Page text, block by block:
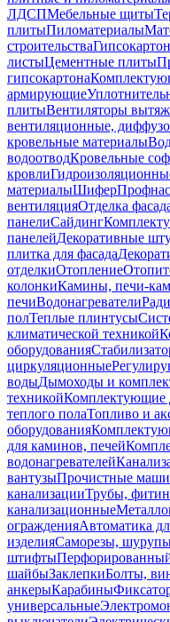
ЛДСПМебельные щиты
плитыПиломатериалы
строительстваГипсокартон
листыЦементные плиты
гипсокартона
армирующие
плитыВентиляторы
вентиляционные,
кровельные материалы
водоотводКровельные
кровли
материалыШифер
вентиляцияОтделка
панелиСайдинг
панелейДекоративные
плитка для фасада
отделкиОтопление
колонкиКамины, печи-
печиВодонагреватели
полТеплые плинтусы
климатической техникой
оборудования
циркуляционные
водыДымоходы и
техникойКомплектующие
теплого полаТопливо и
оборудования
для каминов, печей
водонагревателей
вантузыПрочистные
канализацииТрубы,
канализационные
огражденияАвтоматика
изделияСаморезы,
штифты
шайбыЗаклепкиБолты,
анкерыКарабины
универсальные